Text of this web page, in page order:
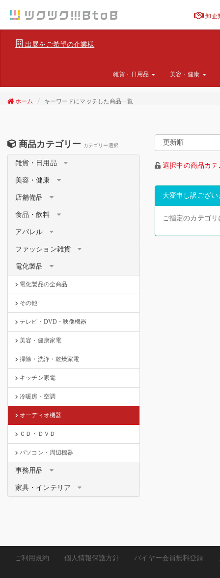
卸企
出展をご希望の企業様
雑貨・日用品 美容・健康
ホーム キーワードにマッチした商品一覧
商品カテゴリー カテゴリー選択
雑貨・日用品
美容・健康
店舗備品
食品・飲料
アパレル
ファッション雑貨
電化製品
電化製品の全商品
その他
テレビ・DVD・映像機器
美容・健康家電
掃除・洗浄・乾燥家電
キッチン家電
冷暖房・空調
オーディオ機器
ＣＤ・ＤＶＤ
パソコン・周辺機器
事務用品
家具・インテリア
選択中の商品カ
大変申し訳ござい
ご指定のカテゴ
ご利用規約 個人情報保護方針 バイヤー会員無料登録